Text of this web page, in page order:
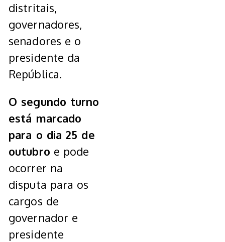
distritais,
governadores,
senadores e o
presidente da
República.
O segundo turno
está marcado
para o dia 25 de
outubro e pode
ocorrer na
disputa para os
cargos de
governador e
presidente